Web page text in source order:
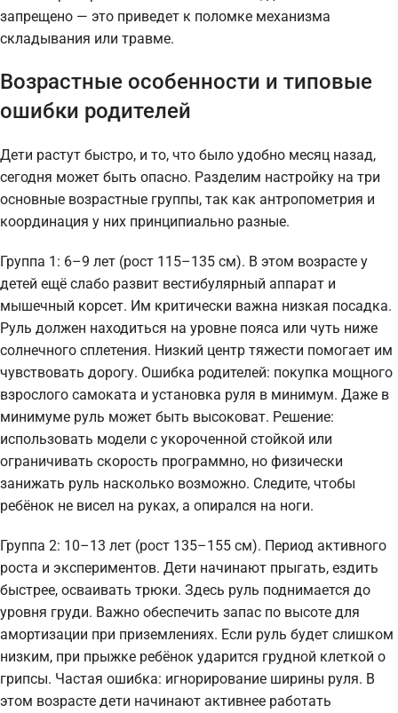
запрещено — это приведет к поломке механизма
складывания или травме.
Возрастные особенности и типовые
ошибки родителей
Дети растут быстро, и то, что было удобно месяц назад,
сегодня может быть опасно. Разделим настройку на три
основные возрастные группы, так как антропометрия и
координация у них принципиально разные.
Группа 1: 6–9 лет (рост 115–135 см). В этом возрасте у
детей ещё слабо развит вестибулярный аппарат и
мышечный корсет. Им критически важна низкая посадка.
Руль должен находиться на уровне пояса или чуть ниже
солнечного сплетения. Низкий центр тяжести помогает им
чувствовать дорогу. Ошибка родителей: покупка мощного
взрослого самоката и установка руля в минимум. Даже в
минимуме руль может быть высоковат. Решение:
использовать модели с укороченной стойкой или
ограничивать скорость программно, но физически
занижать руль насколько возможно. Следите, чтобы
ребёнок не висел на руках, а опирался на ноги.
Группа 2: 10–13 лет (рост 135–155 см). Период активного
роста и экспериментов. Дети начинают прыгать, ездить
быстрее, осваивать трюки. Здесь руль поднимается до
уровня груди. Важно обеспечить запас по высоте для
амортизации при приземлениях. Если руль будет слишком
низким, при прыжке ребёнок ударится грудной клеткой о
грипсы. Частая ошибка: игнорирование ширины руля. В
этом возрасте дети начинают активнее работать